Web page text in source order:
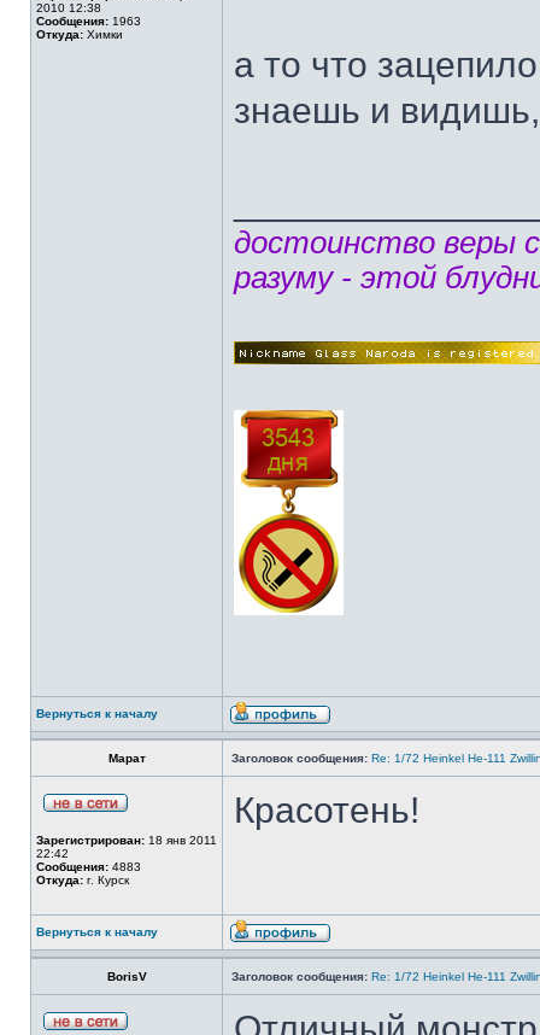
2010 12:38
Сообщения: 1963
Откуда: Химки
а то что
знаешь и видишь,
достоинство веры
разуму - этой
Вернуться к началу
Марат Заголовок сообщения: Re: 1/72 Heinkel He-111
Зарегистрирован: 18 янв 2011
22:42
Сообщения: 4883
Откуда: г. Курск
Красотень!
Вернуться к началу
BorisV Заголовок сообщения: Re: 1/72 Heinkel He-111